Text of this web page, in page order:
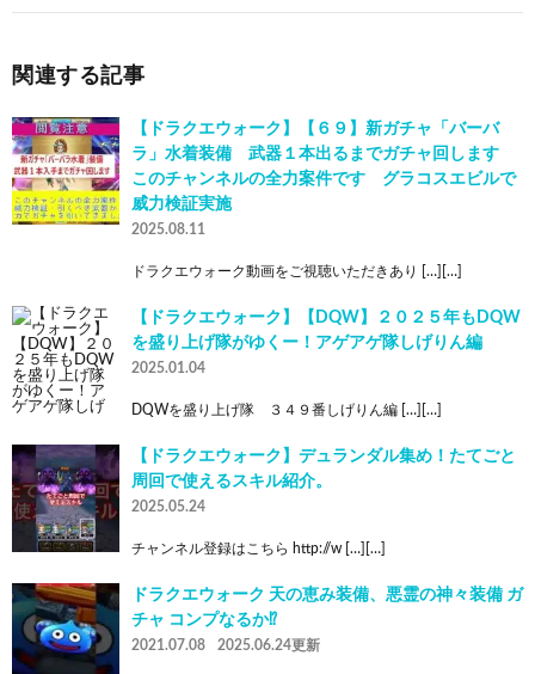
関連する記事
【ドラクエウォーク】【６９】新ガチャ「バーバ
ラ」水着装備 武器１本出るまでガチャ回します
このチャンネルの全力案件です グラコスエビルで
威力検証実施
2025.08.11
ドラクエウォーク動画をご視聴いただきあり […][…]
【ドラクエウォーク】【DQW】２０２５年もDQW
を盛り上げ隊がゆくー！アゲアゲ隊しげりん編
2025.01.04
DQWを盛り上げ隊 ３４９番しげりん編 […][…]
【ドラクエウォーク】デュランダル集め！たてごと
周回で使えるスキル紹介。
2025.05.24
チャンネル登録はこちら http://w […][…]
ドラクエウォーク 天の恵み装備、悪霊の神々装備 ガ
チャ コンプなるか⁉️
2021.07.08 2025.06.24更新